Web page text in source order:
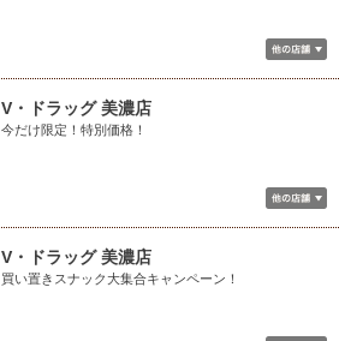
V・ドラッグ 美濃店
今だけ限定！特別価格！
V・ドラッグ 美濃店
買い置きスナック大集合キャンペーン！